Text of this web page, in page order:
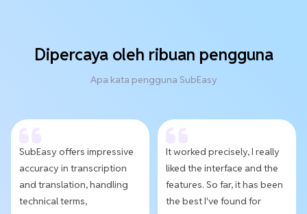
Dipercaya oleh ribuan pengguna
Apa kata pengguna SubEasy
SubEasy offers impressive
accuracy in transcription
and translation, handling
technical terms,
It worked precisely, I really
liked the interface and the
features. So far, it has been
the best I've found for